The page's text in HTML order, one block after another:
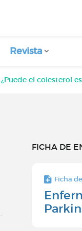
Revista
¿Puede el colesterol
FICHA DE
Ficha